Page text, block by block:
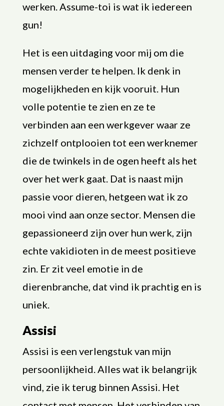
werken. Assume-toi is wat ik iedereen
gun!
Het is een uitdaging voor mij om die
mensen verder te helpen. Ik denk in
mogelijkheden en kijk vooruit. Hun
volle potentie te zien en ze te
verbinden aan een werkgever waar ze
zichzelf ontplooien tot een werknemer
die de twinkels in de ogen heeft als het
over het werk gaat. Dat is naast mijn
passie voor dieren, hetgeen wat ik zo
mooi vind aan onze sector. Mensen die
gepassioneerd zijn over hun werk, zijn
echte vakidioten in de meest positieve
zin. Er zit veel emotie in de
dierenbranche, dat vind ik prachtig en is
uniek.
Assisi
Assisi is een verlengstuk van mijn
persoonlijkheid. Alles wat ik belangrijk
vind, zie ik terug binnen Assisi. Het